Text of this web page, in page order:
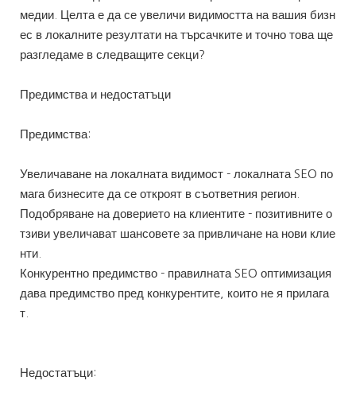
медии. Целта е да се увеличи видимостта на вашия бизн
ес в локалните резултати на търсачките и точно това ще
разгледаме в следващите секци?
Предимства и недостатъци
Предимства:
Увеличаване на локалната видимост - локалната SEO по
мага бизнесите да се откроят в съответния регион.
Подобряване на доверието на клиентите - позитивните о
тзиви увеличават шансовете за привличане на нови клие
нти.
Конкурентно предимство - правилната SEO оптимизация
дава предимство пред конкурентите, които не я прилага
т.
Недостатъци: